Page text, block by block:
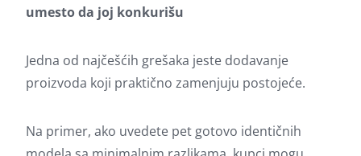
umesto da joj konkurišu
Jedna od najčešćih grešaka jeste dodavanje
proizvoda koji praktično zamenjuju postojeće.
Na primer, ako uvedete pet gotovo identičnih